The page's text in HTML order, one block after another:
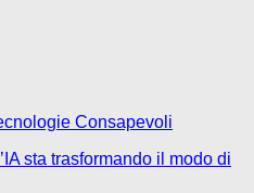
Consapevoli
sta trasformando il modo di